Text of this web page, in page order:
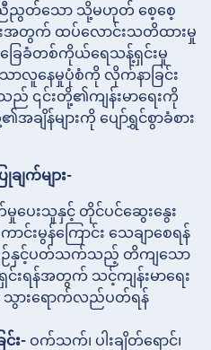
င့်ညီညွတ်သော သို့မဟုတ် စေ့စေ့
းအတွက် ထပ်လောင်းသတိထားမှု
ြေခံတစ်ကိုယ်ရေသန့်ရှင်းမှု
ာလူနေမှုပုံစံကို လိုက်နာခြင်း
စုသည် ၎င်းတို့၏ကျန်းမာရေးကို
ျိန်များကို ပျော်ရွှင်စွာခံစား
ချက်များ-
မှုပေးသူနှင့် တိုင်ပင်ဆွေးနွေး
ောင်းမွန်ကြောင်း သေချာစေရန်
စဉ်နှင့်ပတ်သက်သည့် တိကျသော
ရှင်းရန်အတွက် သင့်ကျန်းမာရေး
သွားရောက်လည်ပတ်ရန်
း- ဝက်သက်၊ ပါးချိတ်ရောင်၊